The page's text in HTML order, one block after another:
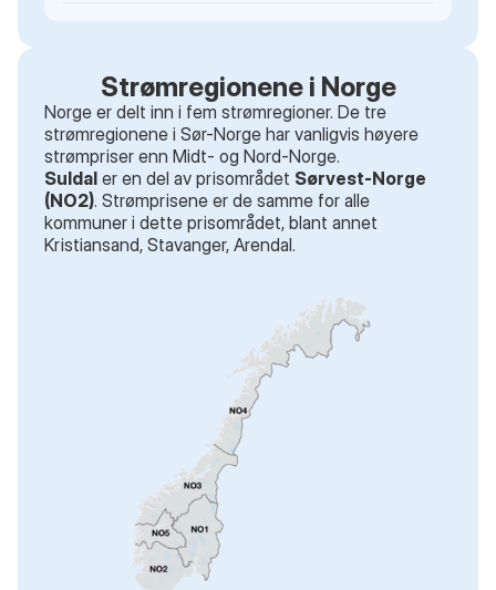
Strømregionene i Norge
Norge er delt inn i fem strømregioner. De tre
strømregionene i Sør-Norge har vanligvis høyere
strømpriser enn Midt- og Nord-Norge.
Suldal er en del av prisområdet Sørvest-Norge
(NO2). Strømprisene er de samme for alle
kommuner i dette prisområdet, blant annet
Kristiansand, Stavanger, Arendal.